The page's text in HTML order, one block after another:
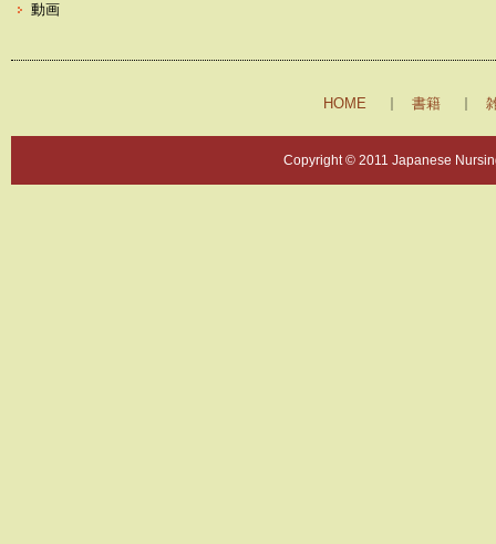
動画
HOME 書籍
Copyright © 2011 Japanese